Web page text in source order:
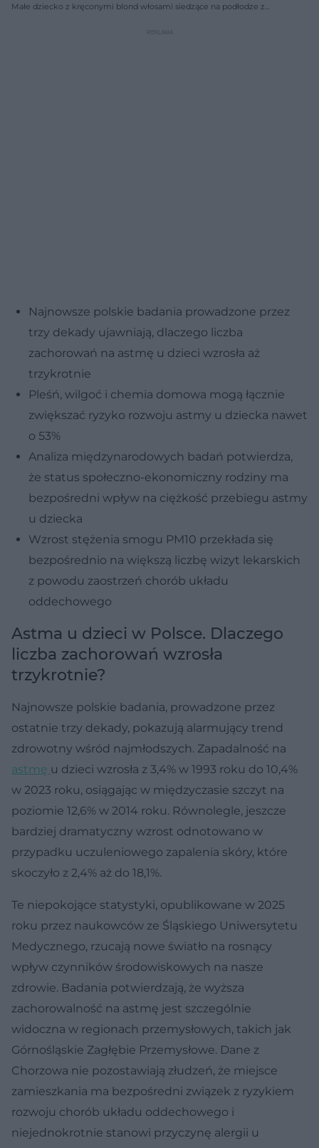
Małe dziecko z kręconymi blond włosami siedzące na podłodze z
niebieską piłkę i fragment żółtego krzesła, co ilustruje problem astmy
Najnowsze polskie badania prowadzone przez
trzy dekady ujawniają, dlaczego liczba
zachorowań na astmę u dzieci wzrosła aż
trzykrotnie
Pleśń, wilgoć i chemia domowa mogą łącznie
zwiększać ryzyko rozwoju astmy u dziecka nawet
o 53%
Analiza międzynarodowych badań potwierdza,
że status społeczno-ekonomiczny rodziny ma
bezpośredni wpływ na ciężkość przebiegu astmy
u dziecka
Wzrost stężenia smogu PM10 przekłada się
bezpośrednio na większą liczbę wizyt lekarskich
z powodu zaostrzeń chorób układu
oddechowego
Astma u dzieci w Polsce. Dlaczego
liczba zachorowań wzrosła
trzykrotnie?
Najnowsze polskie badania, prowadzone przez
ostatnie trzy dekady, pokazują alarmujący trend
zdrowotny wśród najmłodszych. Zapadalność na
astmę u dzieci wzrosła z 3,4% w 1993 roku do 10,4%
w 2023 roku, osiągając w międzyczasie szczyt na
poziomie 12,6% w 2014 roku. Równolegle, jeszcze
bardziej dramatyczny wzrost odnotowano w
przypadku uczuleniowego zapalenia skóry, które
skoczyło z 2,4% aż do 18,1%.
Te niepokojące statystyki, opublikowane w 2025
roku przez naukowców ze Śląskiego Uniwersytetu
Medycznego, rzucają nowe światło na rosnący
wpływ czynników środowiskowych na nasze
zdrowie. Badania potwierdzają, że wyższa
zachorowalność na astmę jest szczególnie
widoczna w regionach przemysłowych, takich jak
Górnośląskie Zagłębie Przemysłowe. Dane z
Chorzowa nie pozostawiają złudzeń, że miejsce
zamieszkania ma bezpośredni związek z ryzykiem
rozwoju chorób układu oddechowego i
niejednokrotnie stanowi przyczynę alergii u